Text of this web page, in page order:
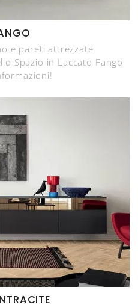
e pareti attrezzate
Spazio in Laccato Fango